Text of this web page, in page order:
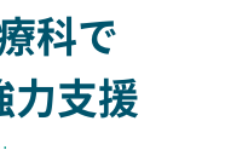
科で
力支援